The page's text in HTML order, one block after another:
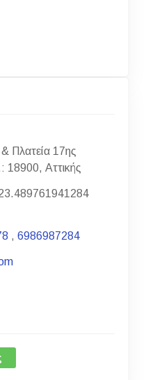
Πλατεία 17ης
18900, Αττικής
,6986987284